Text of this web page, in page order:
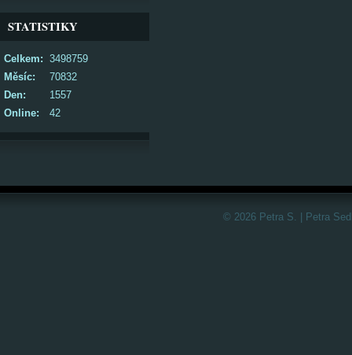
STATISTIKY
Online: 42
Celkem: 3498759
Měsíc:
70832
Den:
1557
© 2026 Petra S. | Petra